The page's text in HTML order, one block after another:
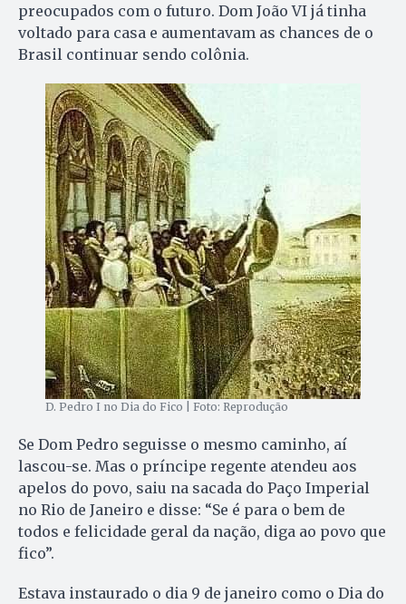
preocupados com o futuro. Dom João VI já tinha
voltado para casa e aumentavam as chances de o
Brasil continuar sendo colônia.
D. Pedro I no Dia do Fico | Foto: Reprodução
Se Dom Pedro seguisse o mesmo caminho, aí
lascou-se. Mas o príncipe regente atendeu aos
apelos do povo, saiu na sacada do Paço Imperial
no Rio de Janeiro e disse: “Se é para o bem de
todos e felicidade geral da nação, diga ao povo que
fico”.
Estava instaurado o dia 9 de janeiro como o Dia do